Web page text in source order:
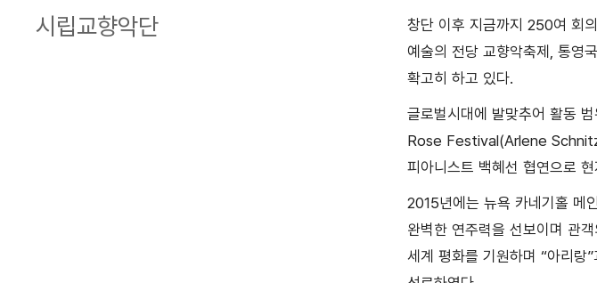
시립교향악단
창단 이후 지금까지 250여 회
예술의 전당 교향악축제, 통영
확고히 하고 있다.
글로벌시대에 발맞추어 활동
Rose Festival(Arlene
피아니스트 백혜선 협연으로
2015년에는 뉴욕 카네기홀
완벽한 연주력을 선보이며 관
세계 평화를 기원하며 “아리랑